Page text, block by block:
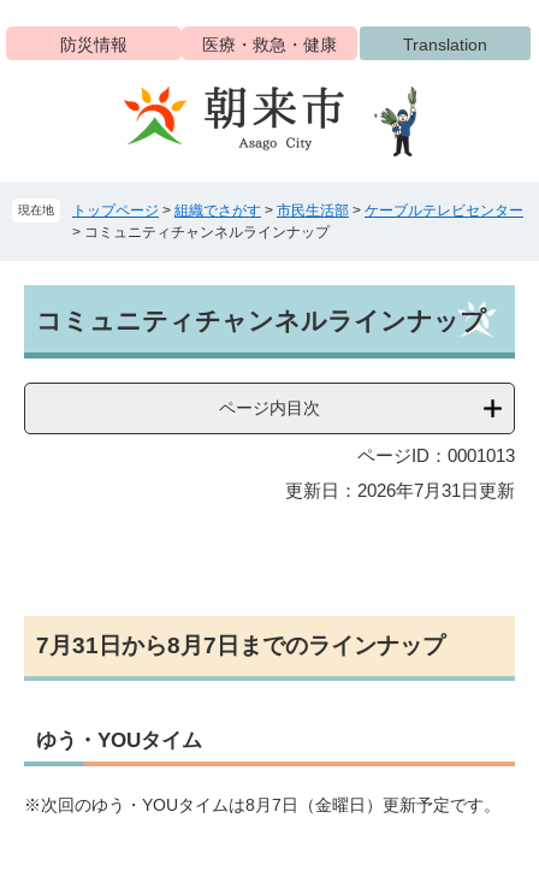
ジ
ュ
防災情報 医療・救急・健康 Translation
現在地 トップページ > 組織でさがす > 市民生活部 > ケーブルテレビセンター
> コミュニティチャンネルラインナップ
文コミュニティチャンネルラインナップ
ページ内目次
ページID：0001013
更新日：2026年7月31日更新
7月31日から8月7日までのラインナップ
ゆう・YOUタイム
※次回のゆう・YOUタイムは8月7日（金曜日）更新予定です。